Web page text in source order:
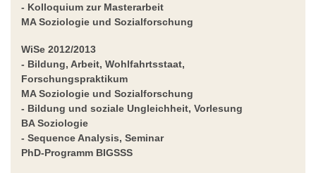
- Kolloquium zur Masterarbeit
MA Soziologie und Sozialforschung
WiSe 2012/2013
- Bildung, Arbeit, Wohlfahrtsstaat,
Forschungspraktikum
MA Soziologie und Sozialforschung
- Bildung und soziale Ungleichheit, Vorlesung
BA Soziologie
- Sequence Analysis, Seminar
PhD-Programm BIGSSS